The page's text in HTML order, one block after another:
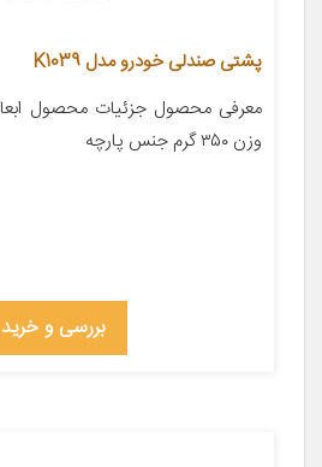
پشتی صندلی خودرو مدل K1039
وزن ۳۵۰ گرم جنس پارچه
بررسی و خرید